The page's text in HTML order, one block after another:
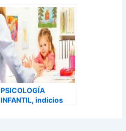
PSICOLOGÍA
INFANTIL, indicios